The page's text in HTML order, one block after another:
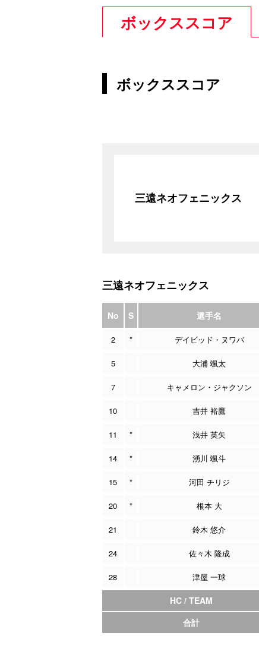
ボックススコア
ボックススコア
三遠ネオフェニックス
三遠ネオフェニックス
No S 選手名
2 * デイビッド・ヌワバ
5 大浦 颯太
7 キャメロン・ジャクソン
10 吉井 裕鷹
11 * 浅井 英矢
14 * 湧川 颯斗
15 * 河田 チリジ
20 * 根本 大
21 鈴木 悠介
24 佐々木 隆成
28 津屋 一球
HC / TEAM
合計